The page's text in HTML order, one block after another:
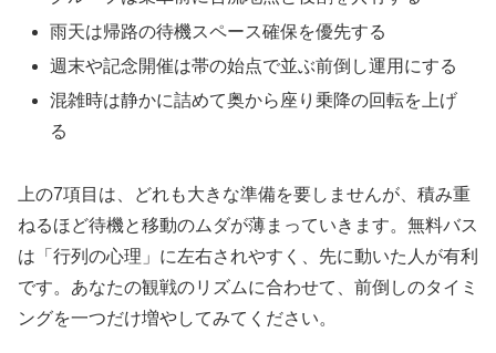
雨天は帰路の待機スペース確保を優先する
週末や記念開催は帯の始点で並ぶ前倒し運用にする
混雑時は静かに詰めて奥から座り乗降の回転を上げ
る
上の7項目は、どれも大きな準備を要しませんが、積み重
ねるほど待機と移動のムダが薄まっていきます。無料バス
は「行列の心理」に左右されやすく、先に動いた人が有利
です。あなたの観戦のリズムに合わせて、前倒しのタイミ
ングを一つだけ増やしてみてください。